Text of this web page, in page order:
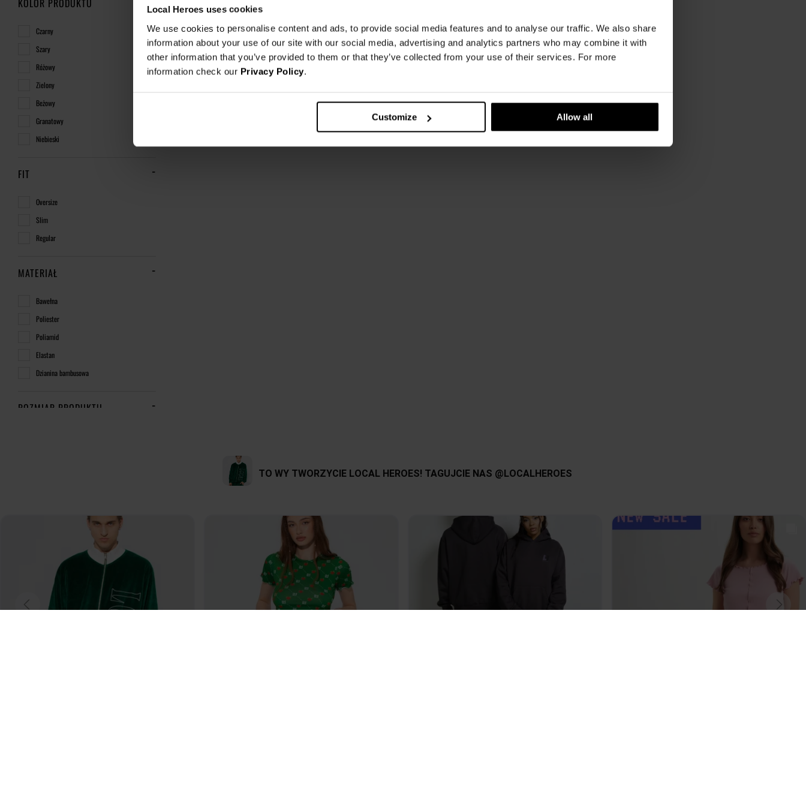
Local Heroes uses cookies
We use cookies to personalise content and ads, to provide social media features and to analyse our traffic. We also share
information about your use of our site with our social media, advertising and analytics partners who may combine it with
other information that you’ve provided to them or that they’ve collected from your use of their services. For more
information check our Privacy Policy.
Customize Allow all
KOLOR PRODUKTU
Czarny
Szary
Różowy
Zielony
Beżowy
Granatowy
Niebieski
FIT
Oversize
Slim
Regular
MATERIAŁ
Bawełna
Poliester
Poliamid
Elastan
Dzianina bambusowa
ROZMIAR PRODUKTU